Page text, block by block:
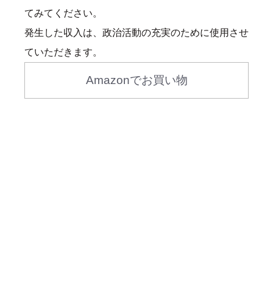
てみてください。
発生した収入は、政治活動の充実のために使用させ
ていただきます。
Amazonでお買い物